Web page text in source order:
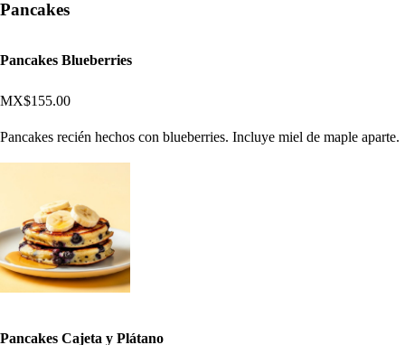
Pancakes
Pancakes Blueberries
MX$155.00
Pancakes recién hechos con blueberries. Incluye miel de maple aparte.
Pancakes Cajeta y Plátano